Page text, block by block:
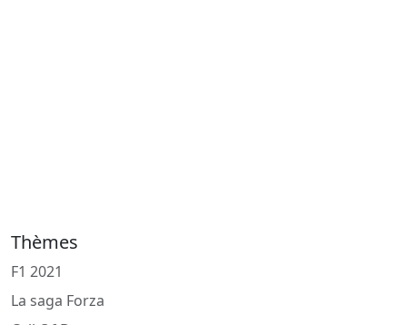
Thèmes
F1 2021
La saga Forza